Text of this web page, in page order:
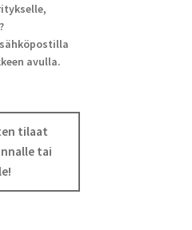
avulla.
tilaat
tai